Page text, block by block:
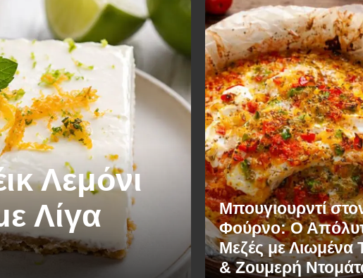
Λεμόνι
Λίγα
Μπουγιουρντί
Φούρνο: Ο
Μεζές με Λιωμένα
& Ζουμερή